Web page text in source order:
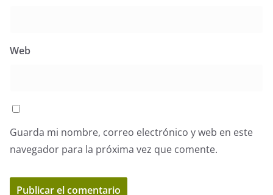
Web
Guarda mi nombre, correo electrónico y web en este
navegador para la próxima vez que comente.